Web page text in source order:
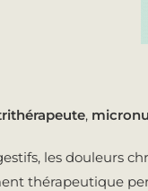
,
les douleurs
thérapeutique